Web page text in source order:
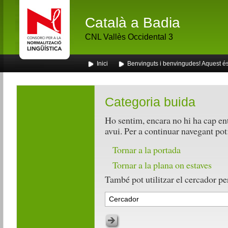
Català a Badia
CNL Vallès Occidental 3
Inici Benvinguts i benvingudes! Aquest
Categoria buida
Ho sentim, encara no hi ha cap
avui. Per a continuar navegant
Tornar a la portada
Tornar a la plana on estaves
També pot utilitzar el cercador